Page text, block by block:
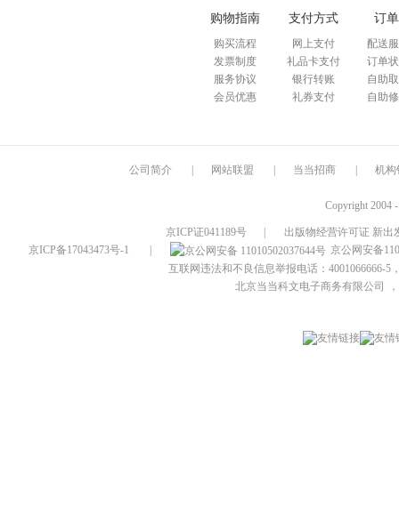
购物指南
购买流程
发票制度
服务协议
会员优惠
支付方式
网上支付
礼品卡支付
银行转账
礼券支付
订
配送
订单
自助
自助
公司简介 网站联盟 当当招商 机构
Copyright 2004
京ICP证041189号
出版物经营许可证 新出
京ICP备17043473号-1
京公网安备
互联网违法和不良信息举报电话：4001066666-5
北京当当科文电子商务有限公司